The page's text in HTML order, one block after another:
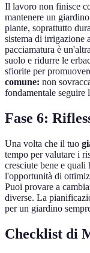
Il lavoro non finisce
mantenere un
piante, soprattutto
sistema di irrigazione
pacciamatura è
suolo e ridurre le
sfiorite per
comune: non
fondamentale
Fase 6:
Una volta che il tuo
tempo per valutare i
cresciute bene e
l'opportunità di
Puoi provare a
diverse. La
per un giardino
Checklist di